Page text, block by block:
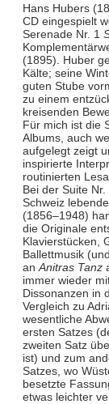
Hans Hubers
CD eingespielt
Serenade Nr. 1
(1895). Huber
Kälte; seine
guten Stube
zu einem
kreisenden
Für mich ist die
Albums, auch
aufgelegt zeigt
inspirierte
routinierten
Bei der Suite Nr.
Schweiz
(1856–1948)
die Originale
Klavierstücken,
Ballettmusik
an Anitras Tanz
immer wieder
Dissonanzen in
Vergleich zu
wesentliche
ersten Satzes
zweiten Satz
ist) und zum
Satzes, wo
besetzte
etwas leichter